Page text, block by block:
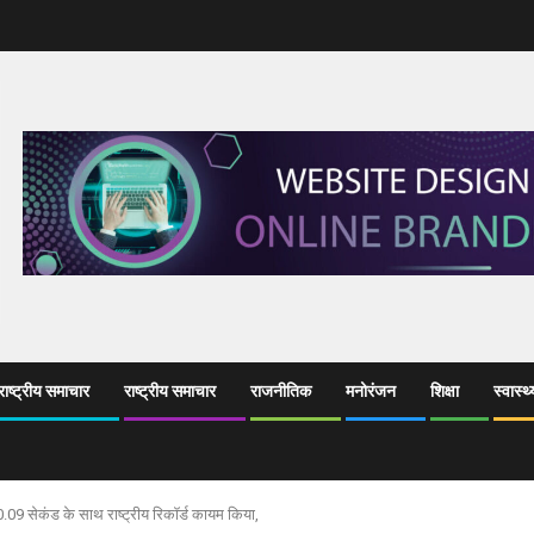
समाचार राष्ट्रीय समाचार राजनीतिक मनोरंजन शिक्षा
सेकंड के साथ राष्ट्रीय रिकॉर्ड कायम किया,